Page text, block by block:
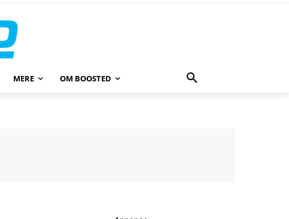
MERE OM BOOSTED